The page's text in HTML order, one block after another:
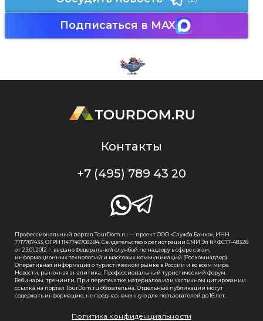
Подписаться в MAX
Контакты
+7 (495) 789 43 20
Профессиональный портал TourDom.ru — проект ООО «Служба Банко», ИНН
7717787433, ОГРН 1147746708284. Свидетельство о регистрации СМИ Эл № ФС77-48328
от 23.01.2012 г. выдано Федеральной службой по надзору в сфере связи,
информационных технологий и массовых коммуникаций (Роскомнадзор).
Оперативная информация о туристическом рынке в России и во всем мире.
Новости, рыночная аналитика. Профессиональный туристический форум.
Вебинары, тренинги. При перепечатке материалов или частичном цитировании
ссылка на портал TourDom.ru обязательна. Отдельные публикации могут
содержать информацию, не предназначенную для пользователей до 16 лет.
Политика конфиденциальности